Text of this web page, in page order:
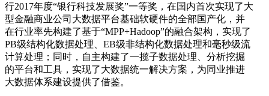
行2017年度“银行科技发展奖”一等奖，在国内首次实现了大
型金融商业公司大数据平台基础软硬件的全部国产化，并
在行业率先构建了基于“MPP+Hadoop”的融合架构，实现了
PB级结构化数据处理、EB级非结构化数据处理和毫秒级流
计算处理；同时，自主构建了一揽子数据处理、分析挖掘
的平台和工具，实现了大数据统一解决方案，为同业推进
大数据体系建设提供了借鉴。